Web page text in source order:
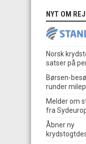
NYT OM
Norsk
satser på
Børsen-
runder
Melder om
fra
Åbner ny